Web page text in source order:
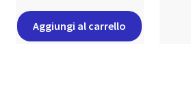
Aggiungi al carrello